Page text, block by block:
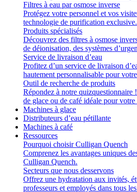
Filtres à eau par osmose inverse
Protégez votre personnel et vos
technologie de purification exclusive.
Produits spécialisés
Découvrez des filtres à osmose
de déionisation, des systèmes
Service de livraison d’eau
Profitez d’un service de livraison
hautement personnalisable pour
Outil de recherche de produits
Répondez à notre quizquestionnaire
de glace ou de café idéale pour
Machines à glace
Distributeurs d’eau pétillante
Machines à café
Ressources
Pourquoi choisir Culligan Quench
Comprenez les avantages uniques
Culligan Quench.
Secteurs que nous desservons
Offrez une hydratation aux invités,
professeurs et employés dans tous